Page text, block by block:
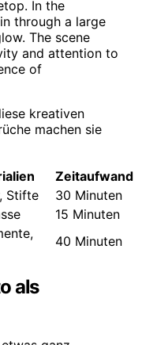
kreativen
machen sie
Zeitaufwand
Stifte
30 Minuten
15 Minuten
40 Minuten
als